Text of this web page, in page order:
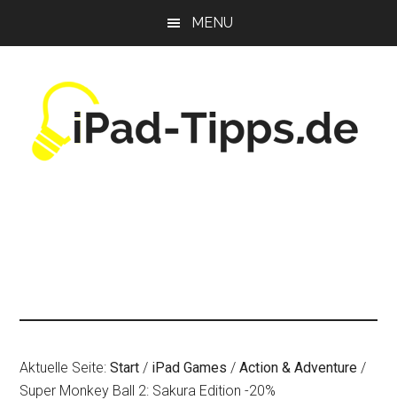
MENU
Aktuelle Seite:Start / iPad Games / Action & Adventure /
Super Monkey Ball 2: Sakura Edition -20%